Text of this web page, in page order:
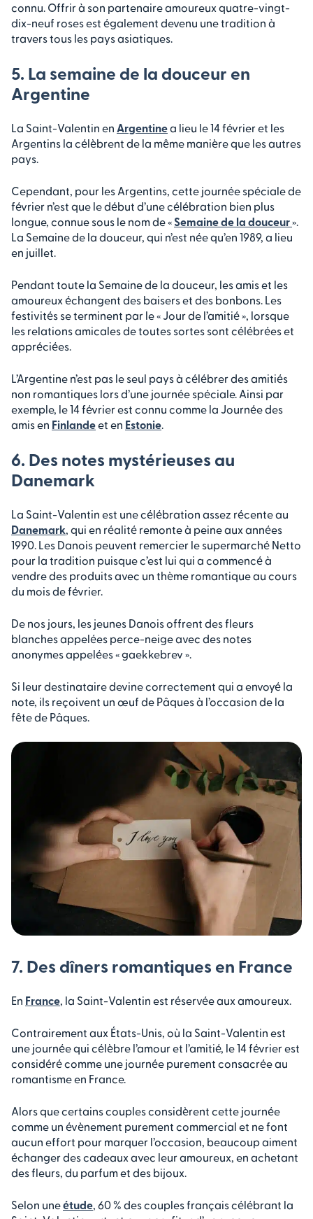
connu. Offrir à son partenaire amoureux quatre-vingt-
dix-neuf roses est également devenu une tradition à
travers tous les pays asiatiques.
5. La semaine de la douceur en
Argentine
La Saint-Valentin en Argentinea lieu le 14 février et les
Argentins la célèbrent de la même manière que les autres
pays.
Cependant, pour les Argentins, cette journée spéciale de
février n’est que le début d’une célébration bien plus
longue, connue sous le nom de « Semaine de la douceur».
La Semaine de la douceur, qui n’est née qu’en 1989, a lieu
en juillet.
Pendant toute la Semaine de la douceur, les amis et les
amoureux échangent des baisers et des bonbons. Les
festivités se terminent par le « Jour de l’amitié », lorsque
les relations amicales de toutes sortes sont célébrées et
appréciées.
L’Argentine n’est pas le seul pays à célébrer des amitiés
non romantiques lors d’une journée spéciale. Ainsi par
exemple, le 14 février est connu comme la Journée des
amis en Finlandeet en Estonie.
6. Des notes mystérieuses au
Danemark
La Saint-Valentin est une célébration assez récente au
Danemark, qui en réalité remonte à peine aux années
1990. Les Danois peuvent remercier le supermarché Netto
pour la tradition puisque c’est lui qui a commencé à
vendre des produits avec un thème romantique au cours
du mois de février.
De nos jours, les jeunes Danois offrent des fleurs
blanches appelées perce-neige avec des notes
anonymes appelées « gaekkebrev ».
Si leur destinataire devine correctement qui a envoyé la
note, ils reçoivent un œuf de Pâques à l’occasion de la
fête de Pâques.
7. Des dîners romantiques en France
En France, la Saint-Valentin est réservée aux amoureux.
Contrairement aux États-Unis, où la Saint-Valentin est
une journée qui célèbre l’amour et l’amitié, le 14 février est
considéré comme une journée purement consacrée au
romantisme en France.
Alors que certains couples considèrent cette journée
comme un évènement purement commercial et ne font
aucun effort pour marquer l’occasion, beaucoup aiment
échanger des cadeaux avec leur amoureux, en achetant
des fleurs, du parfum et des bijoux.
Selon uneétude, 60 % des couples français célébrant la